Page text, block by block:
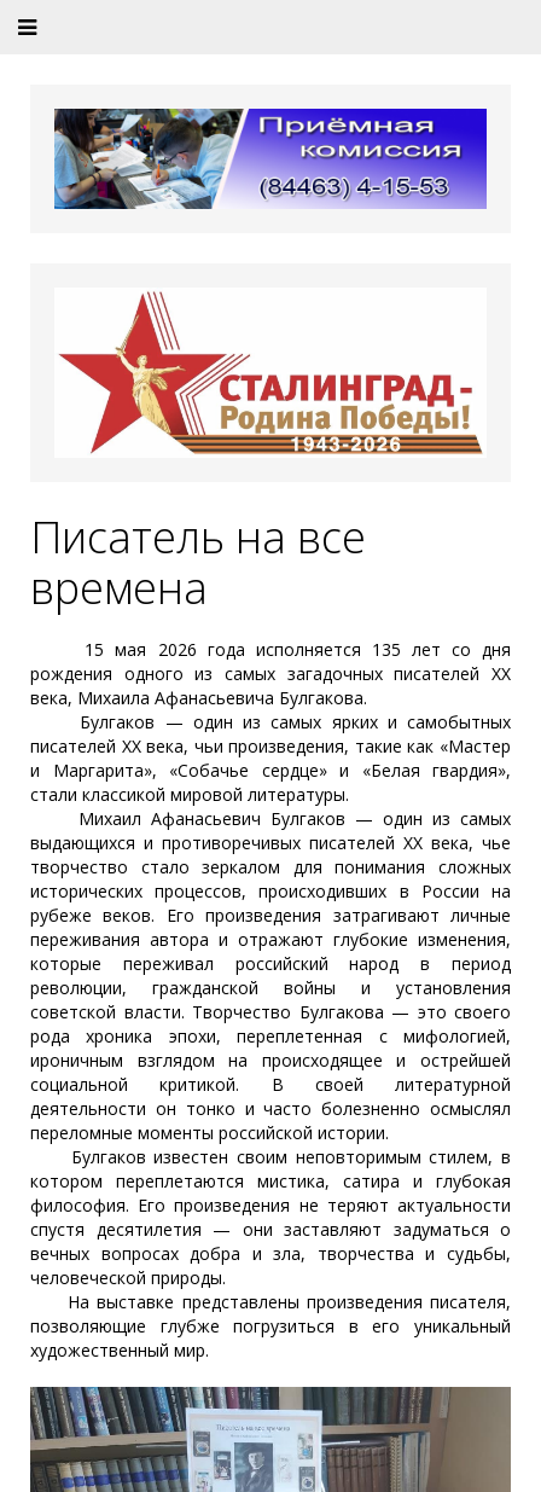
Писатель на все
времена
15 мая 2026 года исполняется 135 лет со дня
рождения одного из самых загадочных писателей XX
века, Михаила Афанасьевича Булгакова.
Булгаков — один из самых ярких и самобытных
писателей XX века, чьи произведения, такие как «Мастер
и Маргарита», «Собачье сердце» и «Белая гвардия»,
стали классикой мировой литературы.
Михаил Афанасьевич Булгаков — один из самых
выдающихся и противоречивых писателей XX века, чье
творчество стало зеркалом для понимания сложных
исторических процессов, происходивших в России на
рубеже веков. Его произведения затрагивают личные
переживания автора и отражают глубокие изменения,
которые переживал российский народ в период
революции, гражданской войны и установления
советской власти. Творчество Булгакова — это своего
рода хроника эпохи, переплетенная с мифологией,
ироничным взглядом на происходящее и острейшей
социальной критикой. В своей литературной
деятельности он тонко и часто болезненно осмыслял
переломные моменты российской истории.
Булгаков известен своим неповторимым стилем, в
котором переплетаются мистика, сатира и глубокая
философия. Его произведения не теряют актуальности
спустя десятилетия — они заставляют задуматься о
вечных вопросах добра и зла, творчества и судьбы,
человеческой природы.
На выставке представлены произведения писателя,
позволяющие глубже погрузиться в его уникальный
художественный мир.